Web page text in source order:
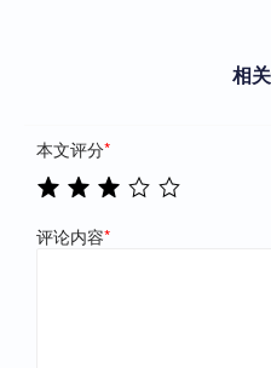
相
本文评分*
评论内容*